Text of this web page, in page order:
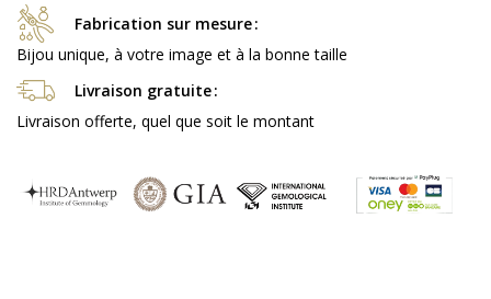
Fabrication sur mesure
Bijou unique, à votre image et à la bonne taille
Livraison gratuite
Livraison offerte, quel que soit le montant